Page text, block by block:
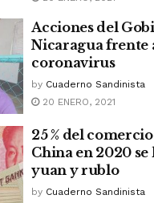
Acciones del
Nicaragua frente
coronavirus
by Cuaderno Sandinista
20 ENERO, 2021
25 % del
China en 2020 se
yuan y rublo
by Cuaderno Sandinista